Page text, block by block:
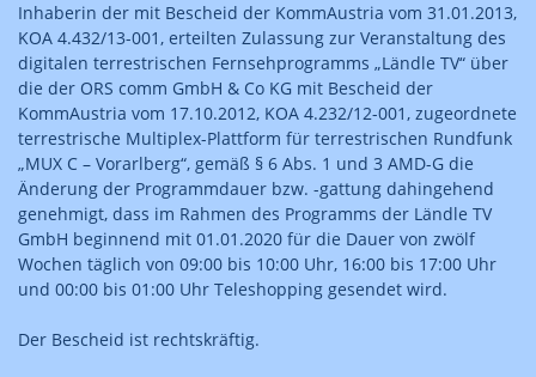
Inhaberin der mit Bescheid der KommAustria vom 31.01.2013,
KOA 4.432/13-001, erteilten Zulassung zur Veranstaltung des
digitalen terrestrischen Fernsehprogramms „Ländle TV“ über
die der ORS comm GmbH & Co KG mit Bescheid der
KommAustria vom 17.10.2012, KOA 4.232/12-001, zugeordnete
terrestrische Multiplex-Plattform für terrestrischen Rundfunk
„MUX C – Vorarlberg“, gemäß § 6 Abs. 1 und 3 AMD-G die
Änderung der Programmdauer bzw. -gattung dahingehend
genehmigt, dass im Rahmen des Programms der Ländle TV
GmbH beginnend mit 01.01.2020 für die Dauer von zwölf
Wochen täglich von 09:00 bis 10:00 Uhr, 16:00 bis 17:00 Uhr
und 00:00 bis 01:00 Uhr Teleshopping gesendet wird.
Der Bescheid ist rechtskräftig.